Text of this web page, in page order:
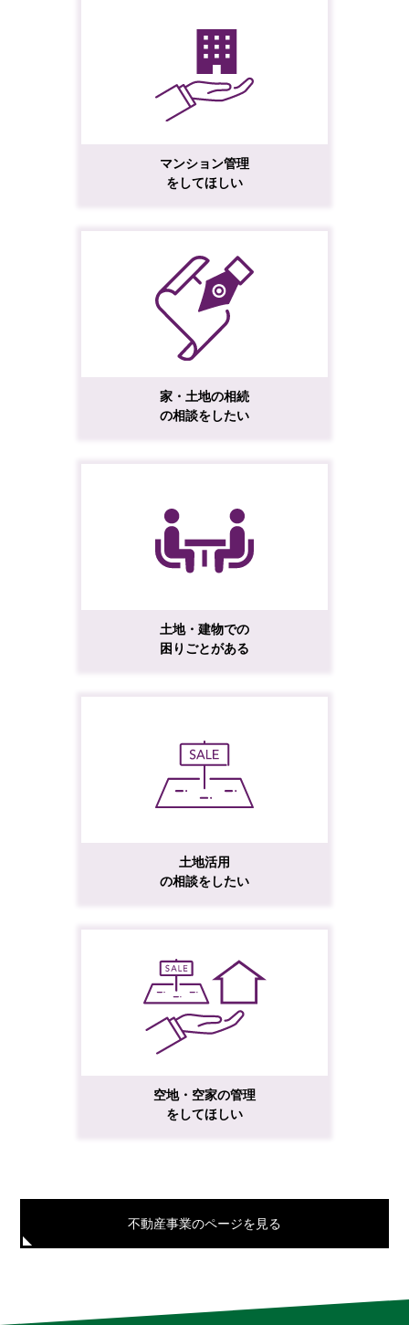
マンション管理
をしてほしい
家・土地の相続
の相談をしたい
土地・建物での
困りごとがある
土地活用
の相談をしたい
空地・空家の管理
をしてほしい
不動産事業のページを見る